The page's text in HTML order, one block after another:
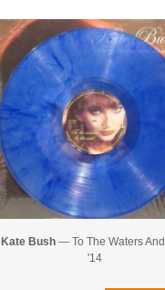
Kate Bush— To The Waters And
'14